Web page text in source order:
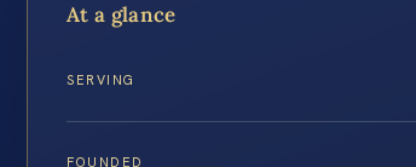
At a glance
SERVING
FOUNDED